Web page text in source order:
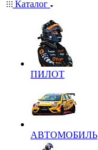
Каталог
ПИЛОТ
АВТОМОБИЛЬ